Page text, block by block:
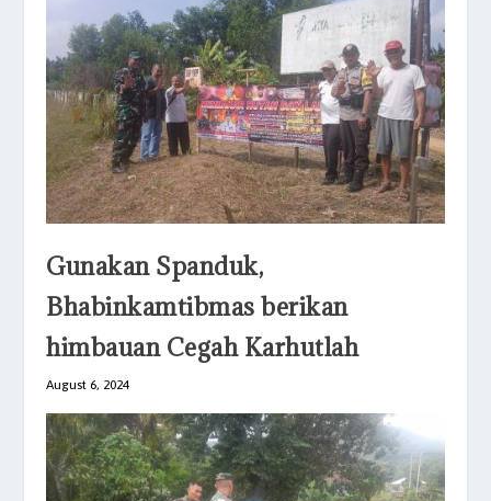
Gunakan Spanduk,
Bhabinkamtibmas berikan
himbauan Cegah Karhutlah
August 6, 2024